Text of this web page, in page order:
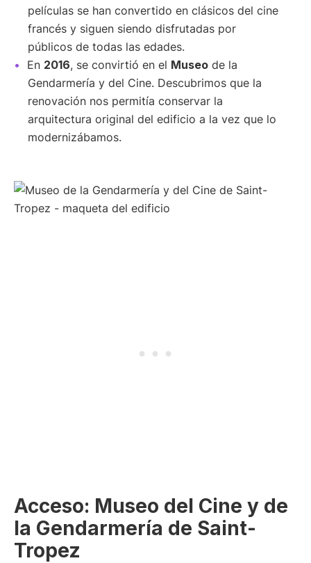
películas se han convertido en clásicos del cine
francés y siguen siendo disfrutadas por
públicos de todas las edades.
En 2016, se convirtió en el Museo de la
Gendarmería y del Cine. Descubrimos que la
renovación nos permitía conservar la
arquitectura original del edificio a la vez que lo
modernizábamos.
Acceso: Museo del Cine y de
la Gendarmería de Saint-
Tropez